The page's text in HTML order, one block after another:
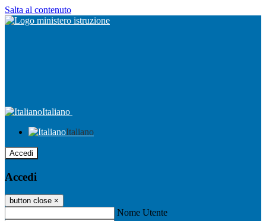
Salta al contenuto
Italiano
Italiano
Accedi
Accedi
button close ×
Nome Utente